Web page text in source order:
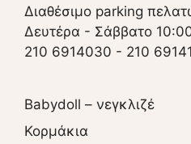
Διαθέσιμο parking
Δευτέρα - Σάββατο
210 6914030 - 210
Babydoll – νεγκλιζέ
Κορμάκια